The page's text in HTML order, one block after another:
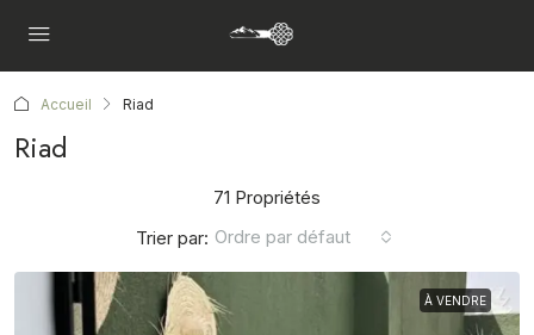
Accueil Riad
Riad
71 Propriétés
Trier par: Ordre par défaut
À VENDRE